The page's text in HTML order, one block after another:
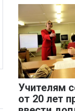
Учителям
от 20 лет